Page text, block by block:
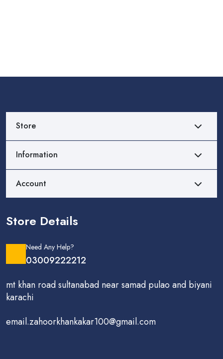
Store
Information
Account
Store Details
Need Any Help?
03009222212
mt khan road sultanabad near samad pulao and biyani
karachi
email.zahoorkhankakar100@gmail.com